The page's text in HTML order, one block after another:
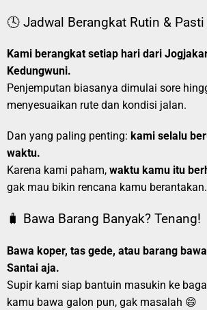
🕓 Jadwal Berangkat Rutin & Pasti
Kami berangkat setiap hari dari
Kedungwuni.
Penjemputan biasanya dimulai sore
menyesuaikan rute dan kondisi jalan.
Dan yang paling penting: kami selalu
waktu.
Karena kami paham, waktu kamu itu
gak mau bikin rencana kamu
🧳 Bawa Barang Banyak? Tenang!
Bawa koper, tas gede, atau barang
Santai aja.
Supir kami siap bantuin masukin ke
kamu bawa galon pun, gak masalah 😄